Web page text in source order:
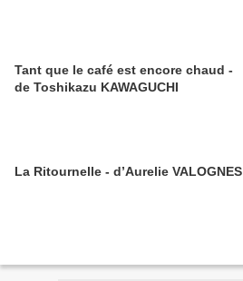
Tant que le café est encore chaud -
de Toshikazu KAWAGUCHI
La Ritournelle - d’Aurelie VALOGNES